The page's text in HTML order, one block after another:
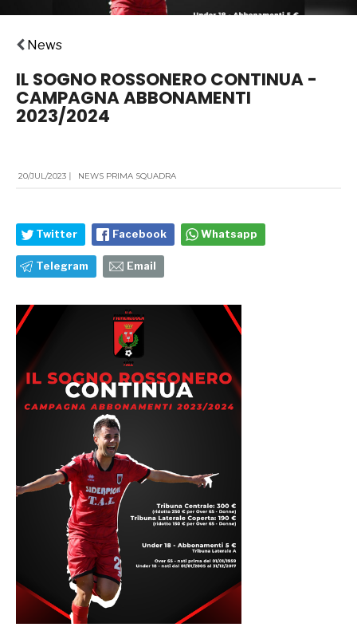
News
IL SOGNO ROSSONERO CONTINUA -
CAMPAGNA ABBONAMENTI
2023/2024
20/JUL/2023 | NEWS PRIMA SQUADRA
Twitter Facebook Whatsapp
Telegram Email